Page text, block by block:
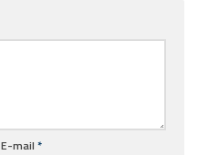
E-mail *